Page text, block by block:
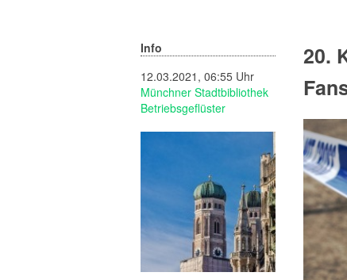
Info
12.03.2021, 06:55 Uhr
Münchner Stadtbibliothek
Betriebsgeflüster
20.